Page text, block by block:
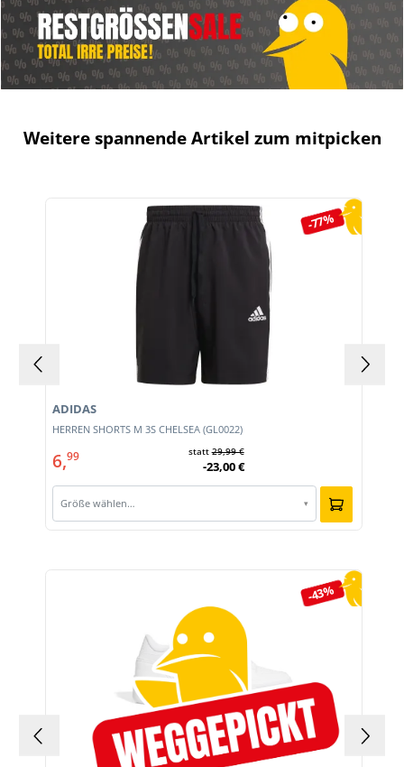
Weitere spannende Artikel zum mitpicken
Produktgalerie überspringen
-77%
HERREN SHORTS M 3S CHELSEA (GL0022)
ADIDAS
6,99 statt29,99 €
-23,00 €
Größe wählen… ▾
-43%